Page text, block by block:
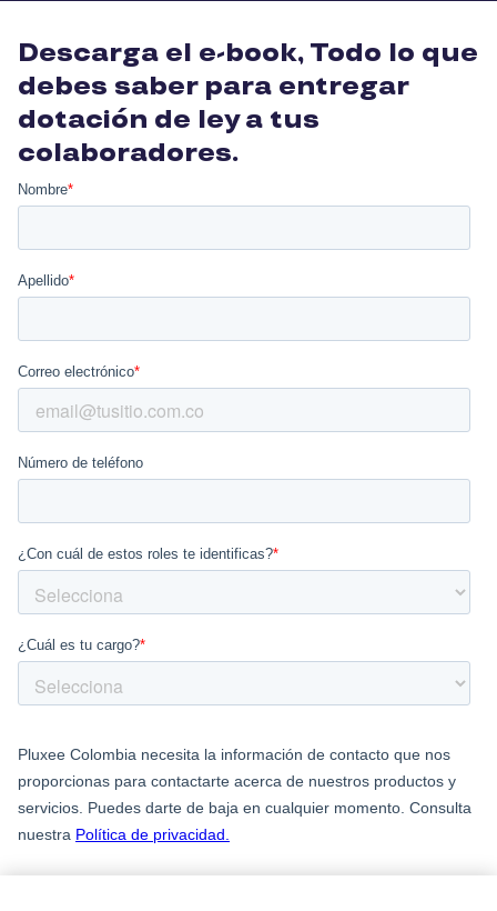
Descarga el e-book, Todo lo que
debes saber para entregar
dotación de ley a tus
colaboradores.